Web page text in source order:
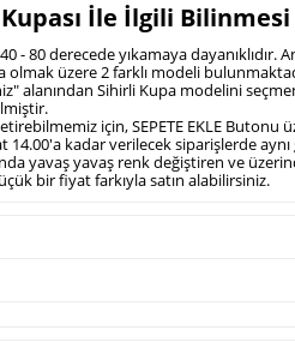
İle İlgili
- 80 derecede yıkamaya
olmak üzere 2 farklı modeli
alanından Sihirli Kupa modelini
için, SEPETE EKLE Butonu
14.00'a kadar verilecek siparişlerde
yavaş yavaş renk değiştiren ve
bir fiyat farkıyla satın alabilirsiniz.